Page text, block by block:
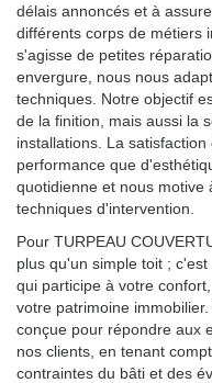
délais annoncés et à
différents corps de métiers
s'agisse de petites
envergure, nous nous
techniques. Notre objectif
de la finition, mais aussi la
installations. La
performance que
quotidienne et nous motive
techniques d'intervention.
Pour TURPEAU
plus qu'un simple toit ;
qui participe à votre
votre patrimoine
conçue pour répondre aux
nos clients, en tenant
contraintes du bâti et des